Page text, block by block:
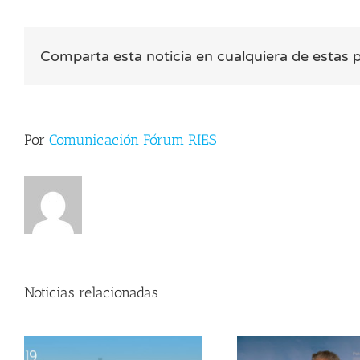
Comparta esta noticia en cualquiera de estas
Por Comunicación Fórum RIES
Noticias relacionadas